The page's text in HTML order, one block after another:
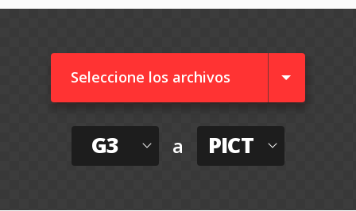
Seleccione los archivos
G3 a PICT